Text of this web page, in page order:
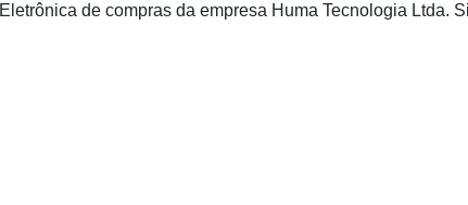
Eletrônica de compras da empresa Huma Tecnologia Ltda.